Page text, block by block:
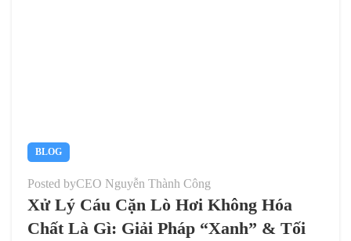
BLOG
Posted byCEO Nguyễn Thành Công
Xử Lý Cáu Cặn Lò Hơi Không Hóa
Chất Là Gì: Giải Pháp “Xanh” & Tối